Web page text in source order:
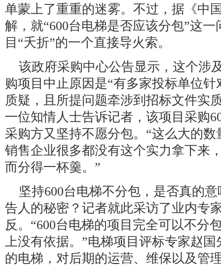
单蒙上了重重的迷雾。不过，据《中
解，就“600台电梯是否应该分包”这
目“夭折”的一个直接导火索。
该政府采购中心公告显示，这个涉
购项目中止原因是“有多家投标单位
质疑，且所提问题牵涉到招标文件实
一位知情人士告诉记者，该项目采购
采购方又坚持不愿分包。“这么大的
销售企业很多都没有这个实力拿下来
而分得一杯羹。”
坚持600台电梯不分包，是否真的
告人的秘密？记者就此采访了业内专
反。“600台电梯的项目完全可以不分
上没有依据。”电梯项目评标专家赵
的电梯，对后期的运营、维保以及管